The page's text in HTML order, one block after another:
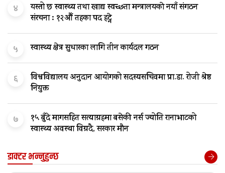
४
यस्तो छ स्वास्थ्य तथा खाद्य स्वच्छता मन्त्रालयकाे नयाँ संगठन
संरचना : १२औँ तहका पद हट्ने
५ स्वास्थ्य क्षेत्र सुधारका लागि तीन कार्यदल गठन
६
विश्वविद्यालय अनुदान आयोगको सदस्यसचिवमा प्रा.डा. रोजी श्रेष्ठ
नियुक्त
७
१५ बुँदे मागसहित सत्याग्रहमा बसेकी नर्स ज्योति रानाभाटको
स्वास्थ्य अवस्था विग्रदै, सरकार मौन
डाक्टर भन्नुहुन्छ